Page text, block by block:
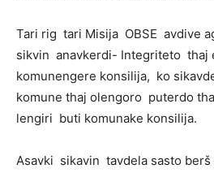
Tari rig tari Misija OBSE avdive
sikvin anavkerdi- Integriteto thaj
komunengere konsilija, ko
komune thaj olengoro puterdo
lengiri buti komunake konsilija.
Asavki sikavin tavdela sasto berš